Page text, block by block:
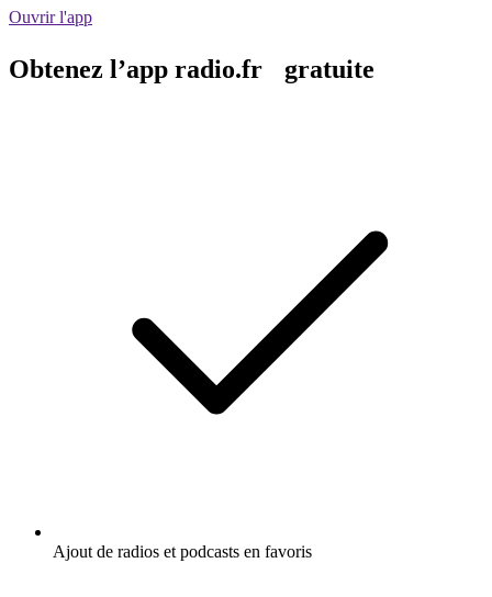
Ouvrir l'app
Obtenez l’app radio.fr gratuite
Ajout de radios et podcasts en favoris